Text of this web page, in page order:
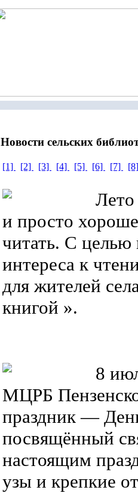
Новости сельских
[1] [2] [3] [4] [5] [6] [7]
Лето
и просто
читать. С целью
интереса к
для жителей
книгой ».
8
МЦРБ
праздник —
посвящённый
настоящим
узы и крепкие